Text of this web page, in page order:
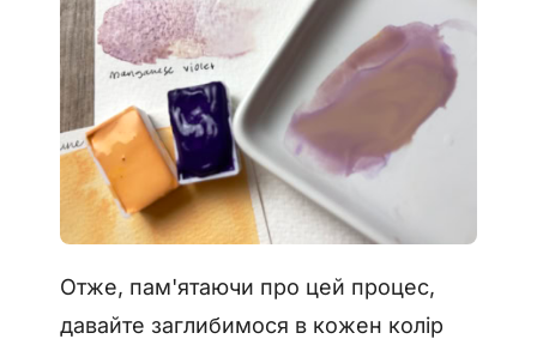
Отже, пам'ятаючи про цей процес,
давайте заглибимося в кожен колір